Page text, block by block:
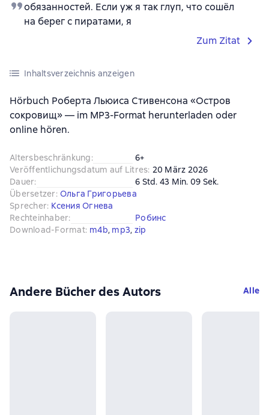
обязанностей. Если уж я так глуп, что сошёл
на берег с пиратами, я
Zum Zitat
Inhaltsverzeichnis anzeigen
Hörbuch Роберта Льюиса Стивенсона «Остров
сокровищ» — im MP3-Format herunterladen oder
online hören.
Altersbeschränkung:
6+
Veröffentlichungsdatum auf Litres: 20 März 2026
Dauer:
6 Std. 43 Min. 09 Sek.
Übersetzer: Ольга Григорьева
Sprecher: Ксения Огнева
Rechteinhaber:
Робинс
Download-Format: m4b, mp3, zip
Andere Bücher des Autors Alle